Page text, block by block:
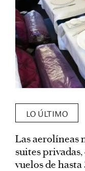
LO ÚLTIMO
Las aerolíneas
suites privadas,
vuelos de